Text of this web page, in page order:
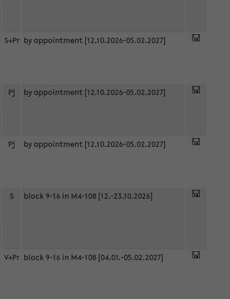
S+Pr by appointment [12.10.2026-05.02.2027]
Pj by appointment [12.10.2026-05.02.2027]
Pj by appointment [12.10.2026-05.02.2027]
S block 9-16 in M4-108 [12.-23.10.2026]
V+Pr block 9-16 in M4-108 [04.01.-05.02.2027]